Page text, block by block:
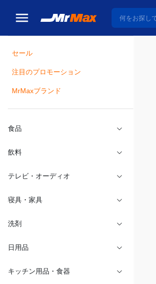
セール
注目のプロモーション
MrMaxブランド
食品
飲料
テレビ・オーディオ
寝具・家具
洗剤
日用品